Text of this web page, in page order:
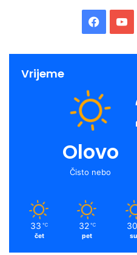
Vrijeme
Olovo
Čisto nebo
33 ℃
čet
32 ℃
pet
30